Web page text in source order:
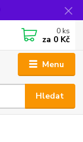
Menu
Hledat
0 ks
za 0 Kč